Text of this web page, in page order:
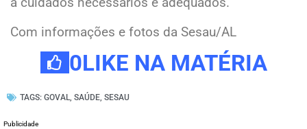
Com informações e fotos da Sesau/AL
0LIKE NA MATÉRIA
TAGS: GOVAL, SAÚDE, SESAU
Publicidade